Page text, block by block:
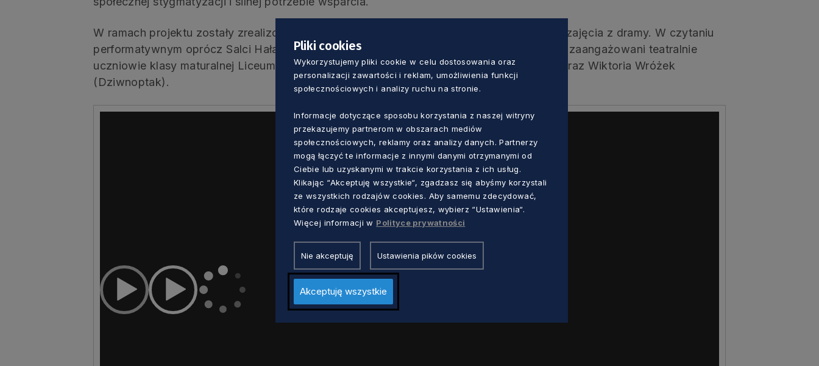
W ramach projektu zostały zrealizowane także warsztaty florystyczne i rzeźbiarskie oraz zajęcia z dramy. W czytaniu
performatywnym oprócz Salci Hałas (Portier, Pacjentka Ewa i Pacjent Adam) wzięli udział zaangażowani teatralnie
uczniowie klasy maturalnej Liceum Plastycznego w Orłowie: Borys Reppel (Dziennikarz) oraz Wiktoria Wróżek
(Dziwnoptak).
Pliki cookies
Wykorzystujemy pliki cookie w celu dostosowania oraz
personalizacji zawartości i reklam, umożliwienia funkcji
społecznościowych i analizy ruchu na stronie.
Informacje dotyczące sposobu korzystania z naszej witryny
przekazujemy partnerom w obszarach mediów
społecznościowych, reklamy oraz analizy danych. Partnerzy
mogą łączyć te informacje z innymi danymi otrzymanymi od
Ciebie lub uzyskanymi w trakcie korzystania z ich usług.
Klikając “Akceptuję wszystkie“, zgadzasz się abyśmy korzystali
ze wszystkich rodzajów cookies. Aby samemu zdecydować,
które rodzaje cookies akceptujesz, wybierz “Ustawienia“.
Więcej informacji w Polityce prywatności
Nie akceptuję Ustawienia pików cookies
Akceptuję wszystkie